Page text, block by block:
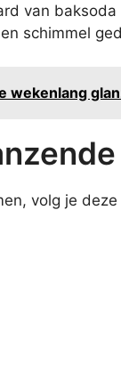
van
schimmel
wekenlang
volg je